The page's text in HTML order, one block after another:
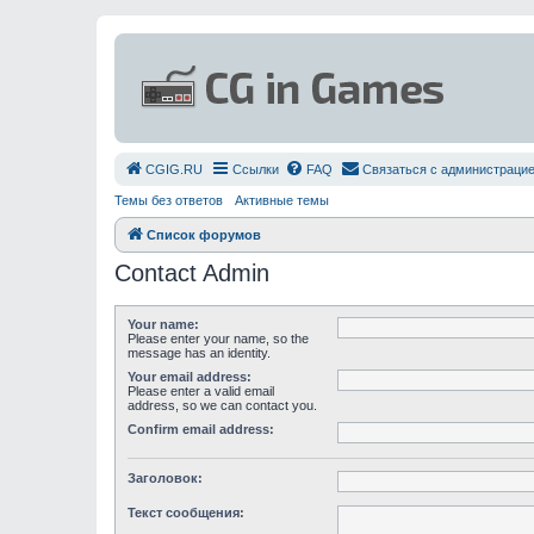
СGIG.RU Ссылки FAQ Связаться с
Темы без ответов Активные темы
Список форумов
Contact Admin
Your name:
Please enter your name, so the
message has an identity.
Your email address:
Please enter a valid email
address, so we can contact you.
Confirm email address:
Заголовок:
Текст сообщения: